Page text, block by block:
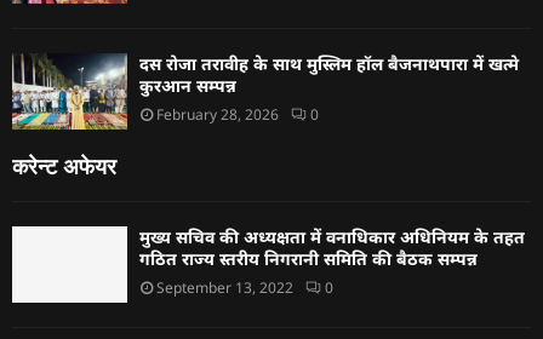
दस रोजा तरावीह के साथ मुस्लिम हॉल बैजनाथपारा में खत्मे
कुरआन सम्पन्न
February 28, 2026 0
करेन्ट अफेयर
मुख्य सचिव की अध्यक्षता में वनाधिकार अधिनियम के तहत
गठित राज्य स्तरीय निगरानी समिति की बैठक सम्पन्न
September 13, 2022 0